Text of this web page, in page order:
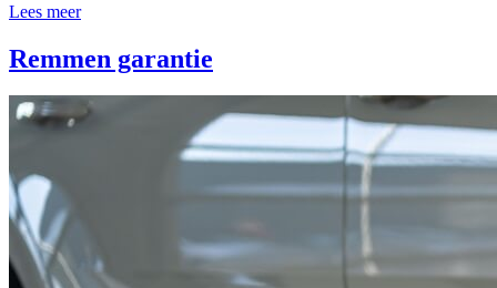
Lees meer
Remmen garantie